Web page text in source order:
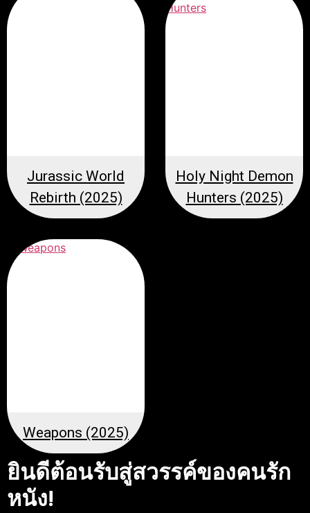
Jurassic World
Rebirth (2025)
Holy Night Demon
Hunters (2025)
Weapons (2025)
ยินดีต้อนรับสู่สวรรค์ของคนรัก
หนัง!